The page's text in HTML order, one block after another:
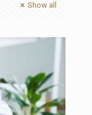
Show all